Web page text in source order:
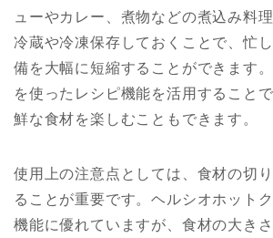
ューやカレー、煮物などの煮込み料
冷蔵や冷凍保存しておくことで、忙
備を大幅に短縮することができます
を使ったレシピ機能を活用すること
鮮な食材を楽しむこともできます。
使用上の注意点としては、食材の切
ることが重要です。ヘルシオホット
機能に優れていますが、食材の大き